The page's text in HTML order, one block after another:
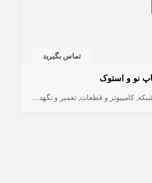
تماس بگیرید
نو و استوک
کامپیوتر و قطعات تعمیر و نگهداری کامپیوتر